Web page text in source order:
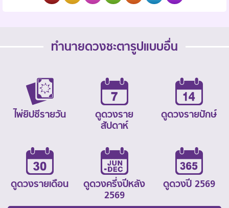
ทำนายดวงชะตารูปแบบอื่น
ไพ่ยิปซีรายวัน
ดูดวงราย
สัปดาห์
ดูดวงรายปักษ์
ดูดวงรายเดือน
ดูดวงครึ่งปีหลัง
2569
ดูดวงปี 2569